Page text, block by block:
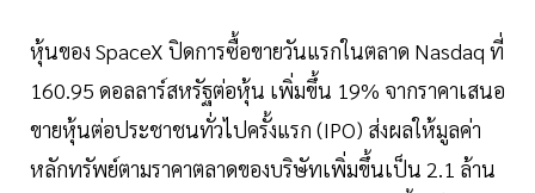
หุ้นของ SpaceX ปิดการซื้อขายวันแรกในตลาด Nasdaq ที่
160.95 ดอลลาร์สหรัฐต่อหุ้น เพิ่มขึ้น 19% จากราคาเสนอ
ขายหุ้นต่อประชาชนทั่วไปครั้งแรก (IPO) ส่งผลให้มูลค่า
หลักทรัพย์ตามราคาตลาดของบริษัทเพิ่มขึ้นเป็น 2.1 ล้าน